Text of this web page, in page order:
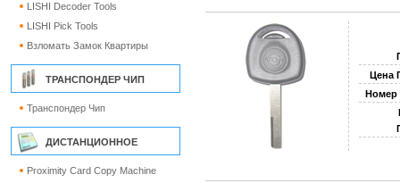
LISHI Decoder Tools
LISHI Pick Tools
Взломать Замок Квартиры
ТРАНСПОНДЕР ЧИП
Транспондер Чип
ДИСТАНЦИОННОЕ
Proximity Card Copy Machine
Цена
Номер